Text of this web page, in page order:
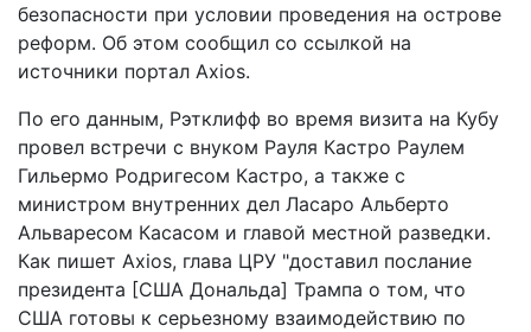
безопасности при условии проведения на острове
реформ. Об этом сообщил со ссылкой на
источники портал Axios.
По его данным, Рэтклифф во время визита на Кубу
провел встречи с внуком Рауля Кастро Раулем
Гильермо Родригесом Кастро, а также с
министром внутренних дел Ласаро Альберто
Альваресом Касасом и главой местной разведки.
Как пишет Axios, глава ЦРУ "доставил послание
президента [США Дональда] Трампа о том, что
США готовы к серьезному взаимодействию по